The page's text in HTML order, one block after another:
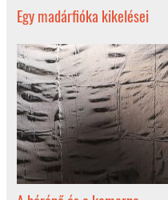
Egy madárfióka kikelései